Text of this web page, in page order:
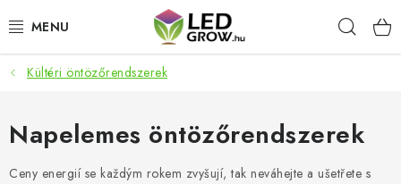
tartalomhoz
AKCIÓS TERMÉKEK
LED NÖVÉNYVILÁGÍTÁS
TERMESZTÉSI KELLÉKEK
Kültéri öntözőrendszerek
Napelemes öntözőrendszerek
Ceny energií se každým rokem zvyšují, tak neváhejte a ušetřete s